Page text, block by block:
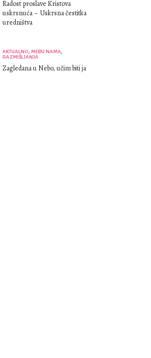
Radost proslave Kristova
uskrsnuća – Uskrsna čestitka
uredništva
AKTUALNO, MEĐU NAMA,
RAZMIŠLJANJA
Zagledana u Nebo, učim biti ja